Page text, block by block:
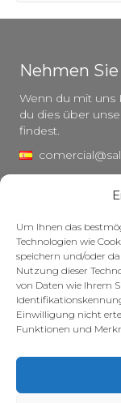
Um Ihnen das
Technologien wie
speichern und/oder
Nutzung dieser
von Daten wie Ihrem
Einwilligung nicht
Funktionen und
Nehmen
Wenn du mit uns
du dies über
findest.
Instagram
Rechtlicher
Cookie-Richtlinie
Zuschüsse